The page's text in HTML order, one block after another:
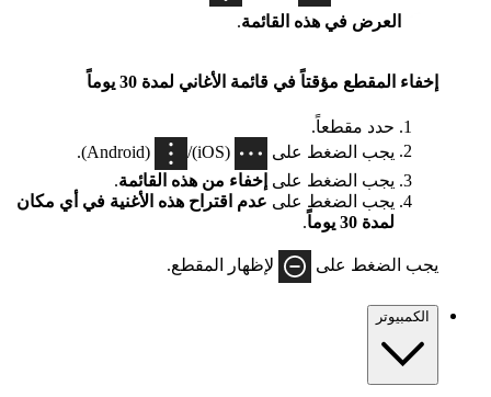
العرض في هذه القائمة.
إخفاء المقطع مؤقتاً في قائمة الأغاني لمدة 30 يوماً
حدد مقطعاً.
يجب الضغط على
(iOS)/
(Android).
يجب الضغط على إخفاء من هذه القائمة.
يجب الضغط على عدم اقتراح هذه الأغنية في أي مكان
لمدة 30 يوماً
.
يجب الضغط على لإظهار المقطع.
الكمبيوتر